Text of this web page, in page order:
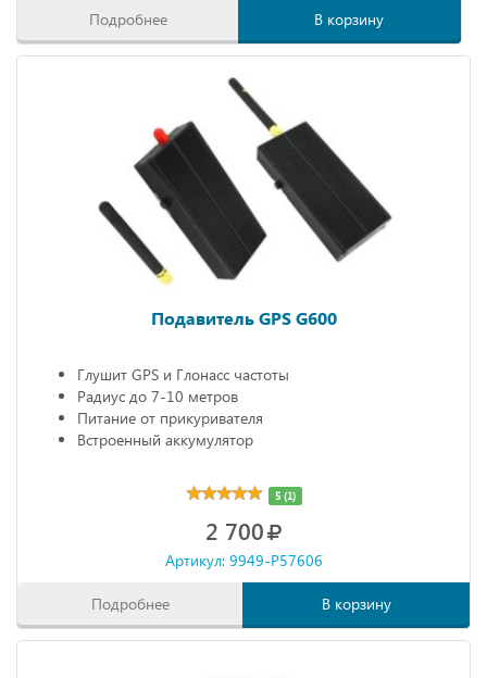
Подробнее В корзину
Подавитель GPS G600
Глушит GPS и Глонасс частоты
Радиус до 7-10 метров
Питание от прикуривателя
Встроенный аккумулятор
5 (1)
2 700
Артикул: 9949-P57606
Подробнее В корзину